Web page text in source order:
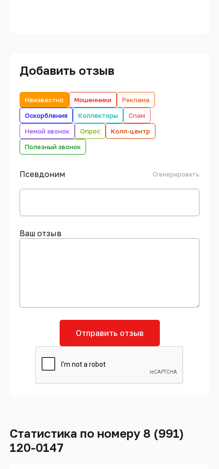
Добавить отзыв
Неизвестно Мошенники
Реклама
Оскорбления
Коллекторы
Спам
Немой звонок
Опрос
Колл-центр
Полезный звонок
Псевдоним Сгенерировать
Ваш отзыв
Отправить отзыв
Статистика по номеру 8 (991)
120-0147